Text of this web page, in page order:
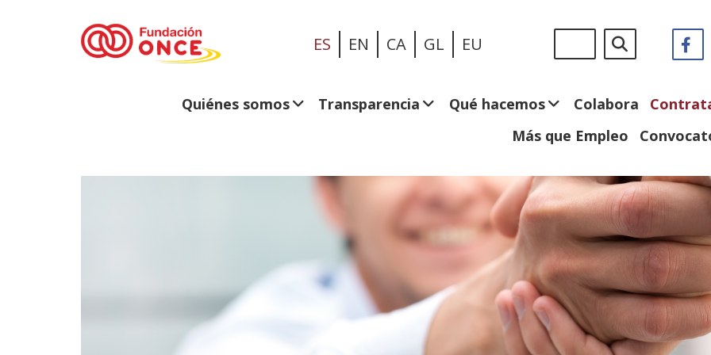
ES EN CA GL EU
en:
Quiénes somos Transparencia Qué hacemos Colabora
Más que Empleo